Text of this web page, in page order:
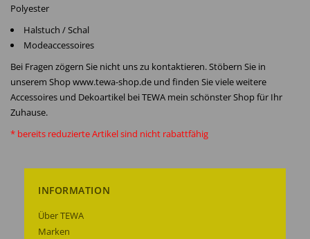
Polyester
Halstuch / Schal
Modeaccessoires
Bei Fragen zögern Sie nicht uns zu kontaktieren. Stöbern Sie in
unserem Shop www.tewa-shop.de und finden Sie viele weitere
Accessoires und Dekoartikel bei TEWA mein schönster Shop für Ihr
Zuhause.
* bereits reduzierte Artikel sind nicht rabattfähig
INFORMATION
Über TEWA
Marken